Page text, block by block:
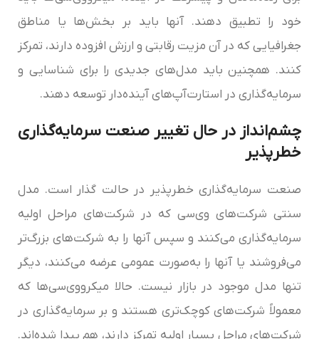
خود را تطبیق دهند. آنها باید بر بخش‌ها یا مناطق
جغرافیایی که در آن مزیت رقابتی و ارزش افزوده دارند، تمرکز
کنند. همچنین باید مدل‌های جدیدی را برای شناسایی و
سرمایه‌گذاری در استارت‌آپ‌های آینده‌دار توسعه دهند.
چشم‌انداز در حال تغییر صنعت سرمایه‌گذاری
خطرپذیر
صنعت سرمایه‌گذاری خطرپذیر در حالت گذار است. مدل
سنتی شرکت‌های وی‌سی که در شرکت‌های مراحل اولیه
سرمایه‌گذاری می‌کنند و سپس آنها را به شرکت‌های بزرگ‌تر
می‌فروشند یا آنها را به‌صورت عمومی عرضه می‌کنند، دیگر
تنها مدل موجود در بازار نیست. حالا میکرو‌وی‌سی‌‌ها که
معمولاً شرکت‌های کوچک‌تری هستند و بر سرمایه‌گذاری در
شرکت‌های مراحل بسیار اولیه تمرکز دارند، هم پیدا شده‌اند.